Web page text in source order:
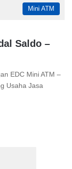
Mini ATM
Saldo –
EDC Mini ATM –
Usaha Jasa